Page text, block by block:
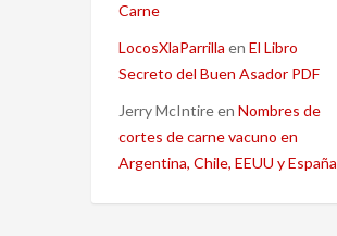
Carne
LocosXlaParrilla en El Libro
Secreto del Buen Asador PDF
Jerry McIntireen Nombres de
cortes de carne vacuno en
Argentina, Chile, EEUU y España